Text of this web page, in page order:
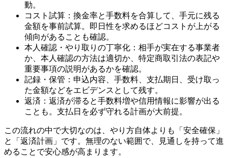
動。
コスト試算：換金率と手数料を合算して、手元に残る
金額を事前試算。即日性を求めるほどコストが上がる
傾向があることも確認。
本人確認・やり取りの丁寧化：相手が実在する事業者
か、本人確認の方法は適切か、特定商取引法の表記や
重要事項の説明があるかを確認。
記録・保管：申込内容、手数料、支払期日、受け取っ
た金額などをエビデンスとして残す。
返済：返済が滞ると手数料増や信用情報に影響が出る
ことも。支払日を必ず守れる計画が大前提。
この流れの中で大切なのは、やり方自体よりも「安全確保」
と「返済計画」です。無理のない範囲で、見通しを持って進
めることで安心感が高まります。